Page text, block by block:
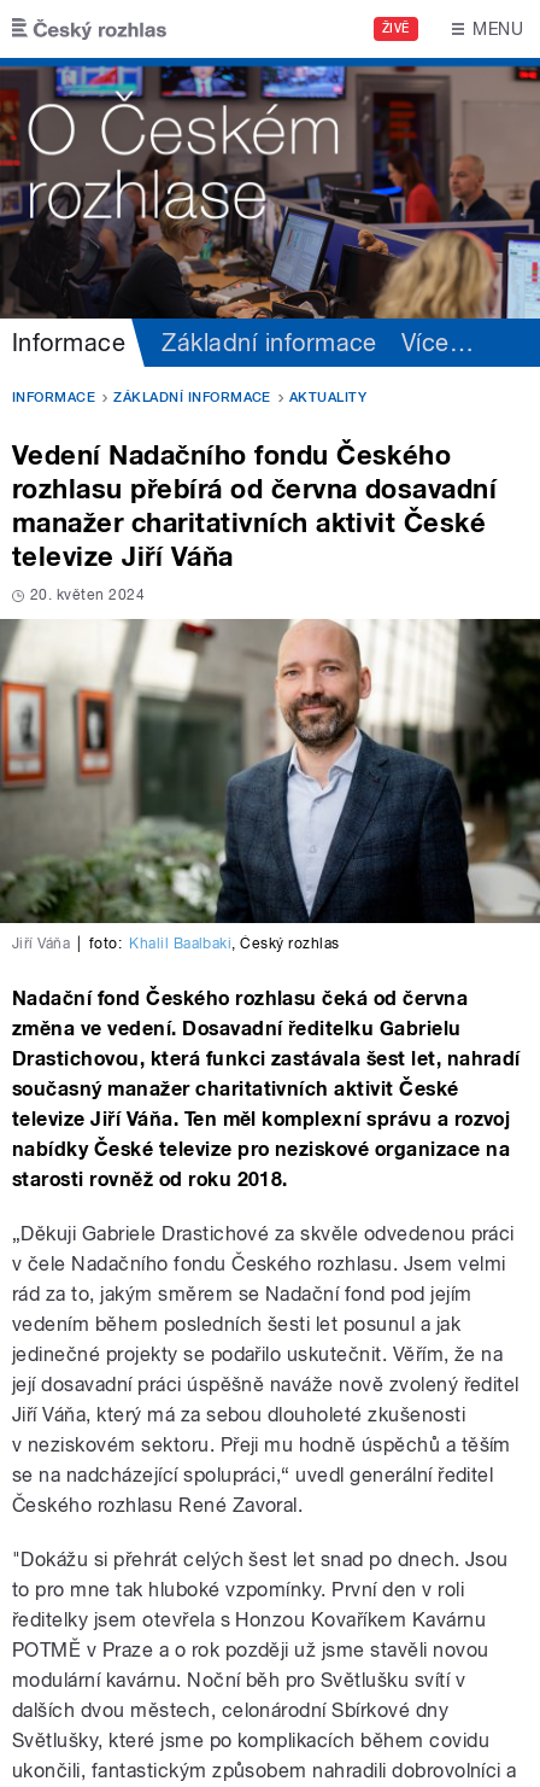
Přejít k hlavnímu obsahu
ŽIVĚ MENU
Informace Základní informace Více…
INFORMACE ZÁKLADNÍ INFORMACE AKTUALITY
Vedení Nadačního fondu Českého
rozhlasu přebírá od června dosavadní
manažer charitativních aktivit České
televize Jiří Váňa
20. květen 2024
Jiří Váňa foto: Khalil Baalbaki ,Český rozhlas
Nadační fond Českého rozhlasu čeká od června
změna ve vedení. Dosavadní ředitelku Gabrielu
Drastichovou, která funkci zastávala šest let, nahradí
současný manažer charitativních aktivit České
televize Jiří Váňa. Ten měl komplexní správu a rozvoj
nabídky České televize pro neziskové organizace na
starosti rovněž od roku 2018.
„Děkuji Gabriele Drastichové za skvěle odvedenou práci
v čele Nadačního fondu Českého rozhlasu. Jsem velmi
rád za to, jakým směrem se Nadační fond pod jejím
vedením během posledních šesti let posunul a jak
jedinečné projekty se podařilo uskutečnit. Věřím, že na
její dosavadní práci úspěšně naváže nově zvolený ředitel
Jiří Váňa, který má za sebou dlouholeté zkušenosti
v neziskovém sektoru. Přeji mu hodně úspěchů a těším
se na nadcházející spolupráci,“ uvedl generální ředitel
Českého rozhlasu René Zavoral.
"Dokážu si přehrát celých šest let snad po dnech. Jsou
to pro mne tak hluboké vzpomínky. První den v roli
ředitelky jsem otevřela s Honzou Kovaříkem Kavárnu
POTMĚ v Praze a o rok později už jsme stavěli novou
modulární kavárnu. Noční běh pro Světlušku svítí v
dalších dvou městech, celonárodní Sbírkové dny
Světlušky, které jsme po komplikacích během covidu
ukončili, fantastickým způsobem nahradili dobrovolníci a